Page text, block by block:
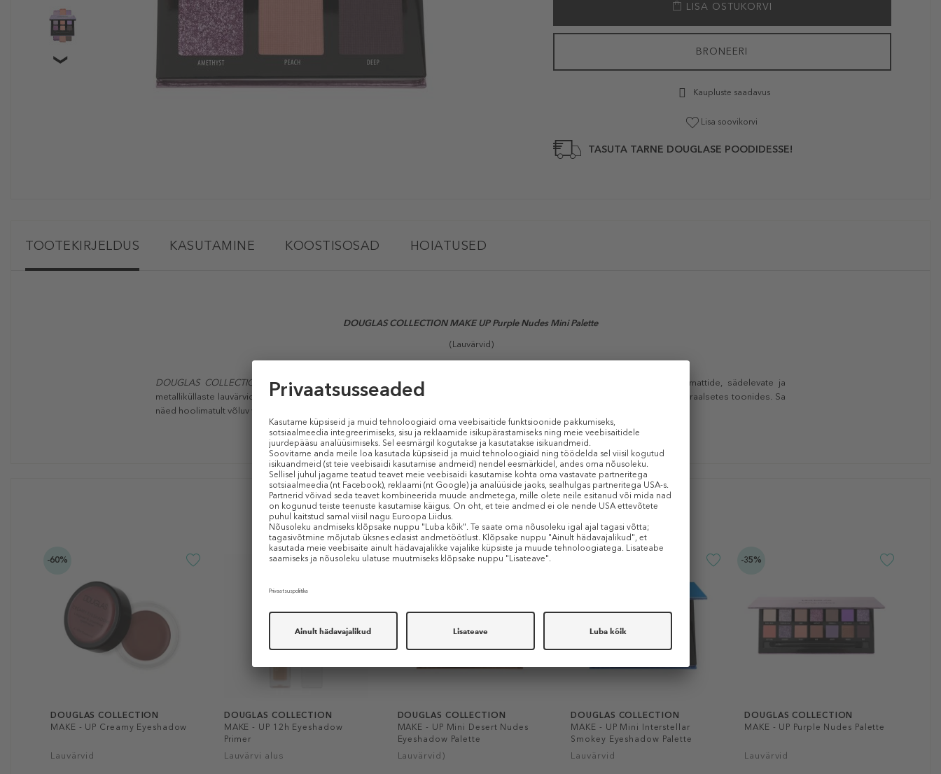
LISA OSTUKORVI
BRONEERI
Kaupluste saadavus
Lisa soovikorvi
TASUTA TARNE DOUGLASE POODIDESSE!
TOOTEKIRJELDUS KASUTAMINE KOOSTISOSAD HOIATUSED
DOUGLAS COLLECTION MAKE UP Purple Nudes Mini Palette
(Lauvärvid)
DOUGLAS COLLECTION MAKE UP Purple Nudes Mini Palette
paleti 6 alustoonist koosnev komplekt. Katsetage julgelt mattide, sädelevate ja
metalliküllaste lauvärvidega, mis aitavad teil luua peeneid välimusi, mis säravad pehmetes sirelites või mitmekülgsemates neutraalsetes toonides. Sa
näed hoolimatult võluv välja!
Sarnased tooted
-60%
DOUGLAS COLLECTION
MAKE - UP Creamy Eyeshadow
Lauvärvid
DOUGLAS COLLECTION
MAKE - UP 12h Eyeshadow
Primer
Lauvärvi alus
DOUGLAS COLLECTION
MAKE - UP Mini Desert Nudes
Eyeshadow Palette
Lauvärvid)
DOUGLAS COLLECTION
MAKE - UP Mini Interstellar
Smokey Eyeshadow Palette
Lauvärvid
-35%
DOUGLAS COLLECTION
MAKE - UP Purple Nudes Palette
Lauvärvid